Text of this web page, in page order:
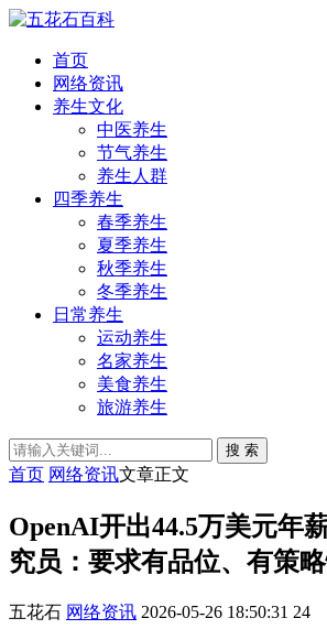
首页
网络资讯
养生文化
中医养生
节气养生
养生人群
四季养生
春季养生
夏季养生
秋季养生
冬季养生
日常养生
运动养生
名家养生
美食养生
旅游养生
搜 索
首页 网络资讯文章正文
OpenAI开出44.5万美元年
究员：要求有品位、有策
五花石 网络资讯 2026-05-26 18:50:31 24